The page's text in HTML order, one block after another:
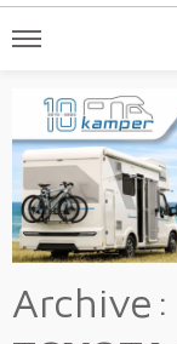
Archive